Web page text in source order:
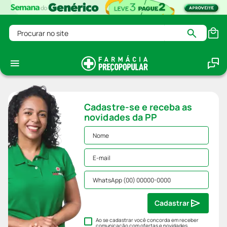
Procurar no site
Cadastre-se e receba as
novidades da PP
Ao se cadastrar você concorda em receber
comunicação com ofertas e novidades,
Cadastrar